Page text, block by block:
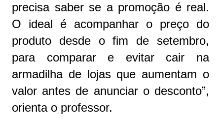
precisa saber se a promoção é real.
O ideal é acompanhar o preço do
produto desde o fim de setembro,
para comparar e evitar cair na
armadilha de lojas que aumentam o
valor antes de anunciar o desconto”,
orienta o professor.